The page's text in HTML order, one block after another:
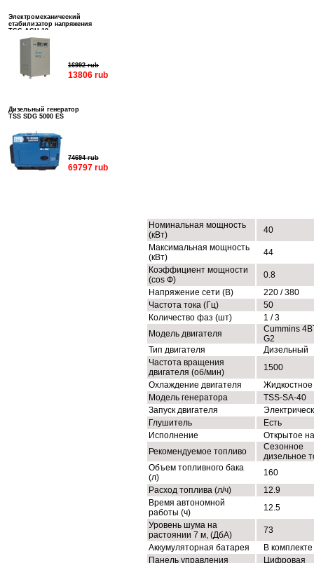
Электромеханический
стабилизатор напряжения
ТСС АСН-10
16992 rub
13806 rub
Дизельный генератор
TSS SDG 5000 ES
74694 rub
69797 rub
Номинальная мощность
(кВт)
40
Максимальная мощность
(кВт)
44
Коэффициент мощности
(cos Ф)
0.8
Напряжение сети (В)
220 / 380
Частота тока (Гц)
50
Количество фаз (шт)
1 / 3
Модель двигателя
Cummins
G2
Тип двигателя
Дизельный
Частота вращения
двигателя (об/мин)
1500
Охлаждение двигателя
Жидкостное
Модель генератора
TSS-SA-40
Запуск двигателя
Глушитель
Есть
Исполнение
Открытое
Рекомендуемое топливо
Сезонное
дизельное
Объем топливного бака
(л)
160
Расход топлива (л/ч)
12.9
Время автономной
работы (ч)
12.5
Уровень шума на
растоянии 7 м, (ДбА)
73
Аккумуляторная батарея
В комплекте
Панель управления
Цифровая